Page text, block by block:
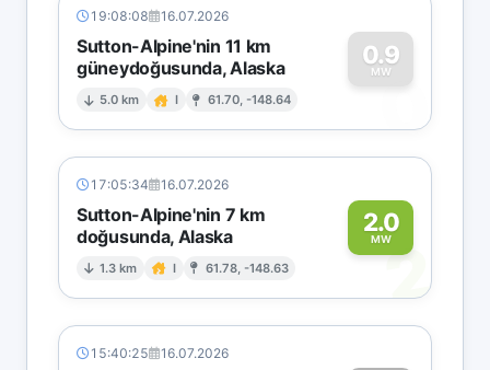
19:08:08 16.07.2026
Sutton-Alpine'nin 11 km
güneydoğusunda, Alaska
5.0 km I 61.70, -148.64
0.9
MW
0
17:05:34 16.07.2026
Sutton-Alpine'nin 7 km
doğusunda, Alaska
1.3 km I 61.78, -148.63
2.0
MW2
15:40:25 16.07.2026